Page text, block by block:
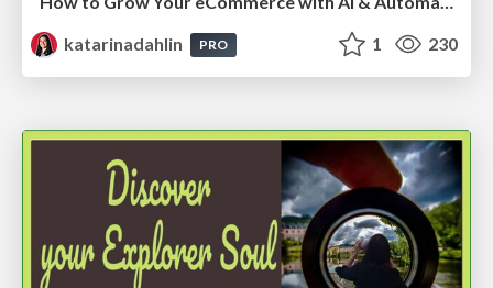
katarinadahlin
PRO 1 230